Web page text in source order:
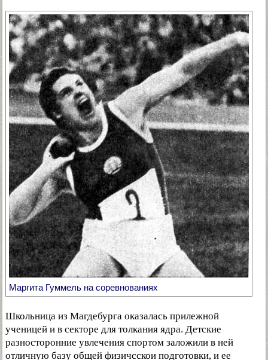
Маргита Гуммель на соревнованиях
Школьница из Магдебурга оказалась прилежной
ученицей и в секторе для толкания ядра. Детские
разносторонние увлечения спортом заложили в ней
отличную базу общей физичсскои подготовки, и ее